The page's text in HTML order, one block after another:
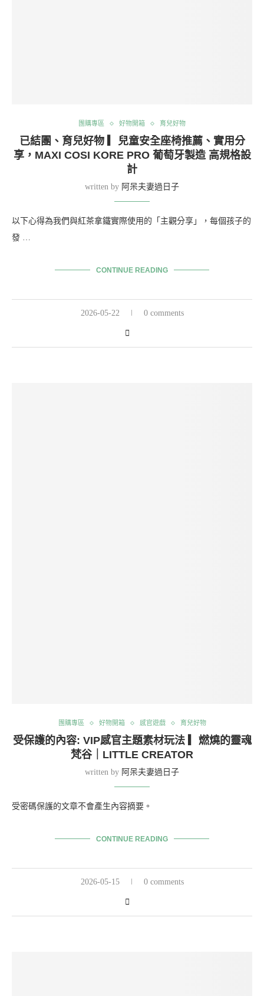
團購專區 好物開箱 育兒好物
已結團、育兒好物 ▎兒童安全座椅推薦、實用分
享，MAXI COSI KORE PRO 葡萄牙製造 高規格設
計
written by 阿呆夫妻過日子
以下心得為我們與紅茶拿鐵實際使用的「主觀分享」，每個孩子的
發 …
CONTINUE READING
2026-05-22 0 comments
團購專區 好物開箱 感官遊戲 育兒好物
受保護的內容: VIP感官主題素材玩法 ▎燃燒的靈魂
梵谷｜LITTLE CREATOR
written by 阿呆夫妻過日子
受密碼保護的文章不會產生內容摘要。
CONTINUE READING
2026-05-15 0 comments